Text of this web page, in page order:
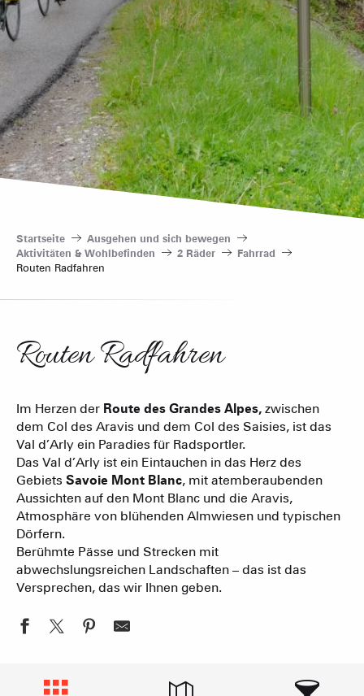
Startseite
Ausgehen und sich bewegen
Aktivitäten & Wohlbefinden
2 Räder
Fahrrad
Routen Radfahren
Routen Radfahren
Im Herzen der Route des Grandes Alpes, zwischen
dem Col des Aravis und dem Col des Saisies, ist das
Val d’Arly ein Paradies für Radsportler.
Das Val d’Arly ist ein Eintauchen in das Herz des
Gebiets Savoie Mont Blanc, mit atemberaubenden
Aussichten auf den Mont Blanc und die Aravis,
Atmosphäre von blühenden Almwiesen und typischen
Dörfern.
Berühmte Pässe und Strecken mit
abwechslungsreichen Landschaften – das ist das
Versprechen, das wir Ihnen geben.